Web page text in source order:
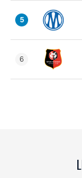
5
6